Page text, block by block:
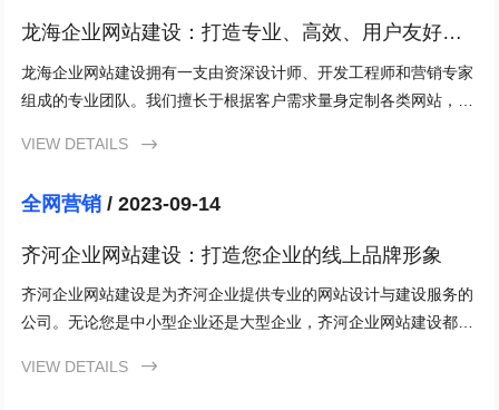
龙海企业网站建设：打造专业、高效、用户友好的
企业网站
龙海企业网站建设拥有一支由资深设计师、开发工程师和营销专家
组成的专业团队。我们擅长于根据客户需求量身定制各类网站，从
VIEW DETAILS 
全网营销 / 2023-09-14
齐河企业网站建设：打造您企业的线上品牌形象
齐河企业网站建设是为齐河企业提供专业的网站设计与建设服务的
公司。无论您是中小型企业还是大型企业，齐河企业网站建设都能
VIEW DETAILS
